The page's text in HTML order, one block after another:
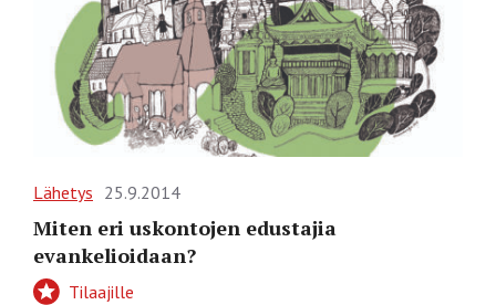
Lähetys 25.9.2014
Miten eri uskontojen edustajia
evankelioidaan?
Tilaajille